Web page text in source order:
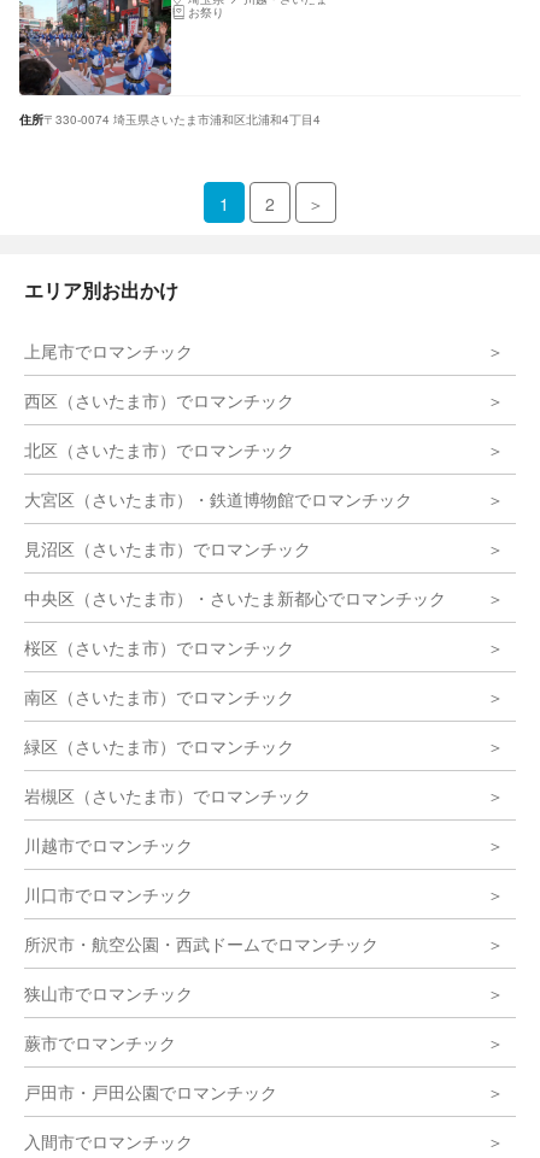
お祭り
住所〒330-0074 埼玉県さいたま市浦和区北浦和4丁目4
1 2 ＞
エリア別お出かけ
上尾市でロマンチック
西区（さいたま市）でロマンチック
北区（さいたま市）でロマンチック
大宮区（さいたま市）・鉄道博物館でロマンチック
見沼区（さいたま市）でロマンチック
中央区（さいたま市）・さいたま新都心でロマンチック
桜区（さいたま市）でロマンチック
南区（さいたま市）でロマンチック
緑区（さいたま市）でロマンチック
岩槻区（さいたま市）でロマンチック
川越市でロマンチック
川口市でロマンチック
所沢市・航空公園・西武ドームでロマンチック
狭山市でロマンチック
蕨市でロマンチック
戸田市・戸田公園でロマンチック
入間市でロマンチック